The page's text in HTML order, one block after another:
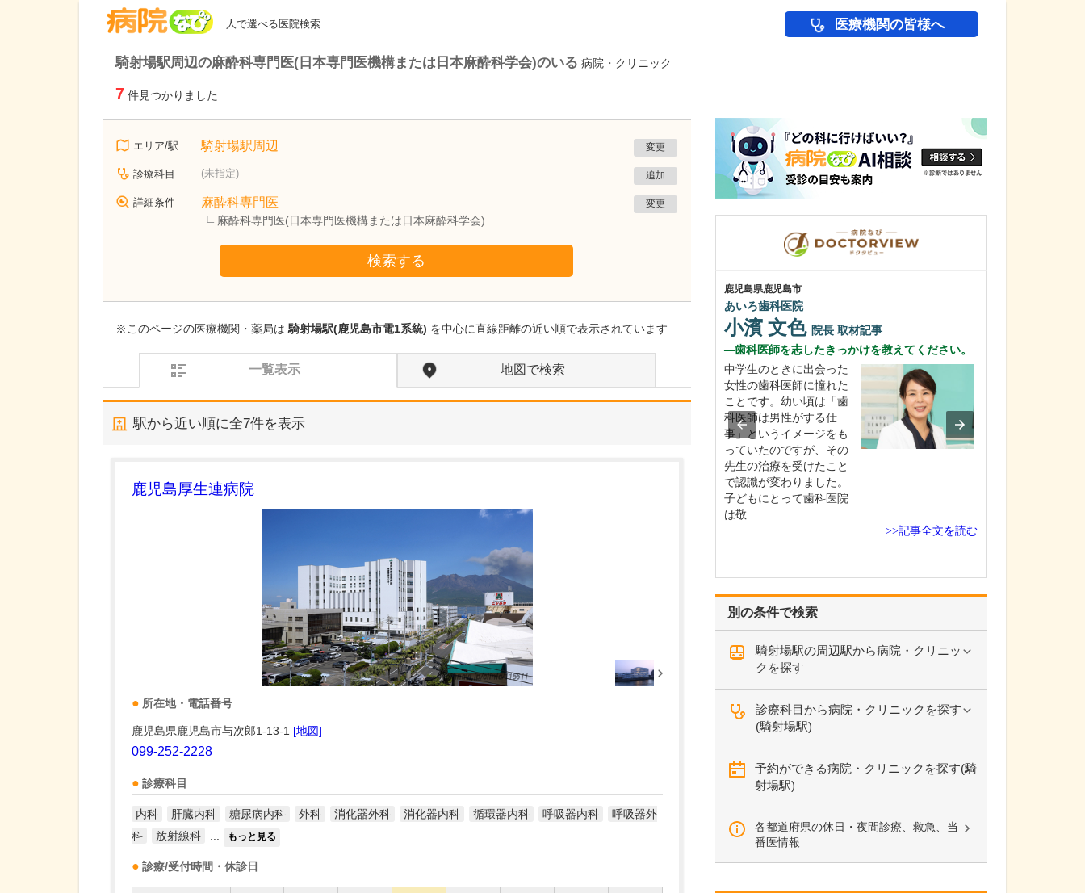
人で選べる医院検索 医療機関の皆様へ
騎射場駅周辺の麻酔科専門医(日本専門医機構または日本麻酔科学会)のいる 病院・クリニック
7 件見つかりました
エリア/駅 騎射場駅周辺 変更
診療科目 (未指定) 追加
詳細条件 麻酔科専門医
麻酔科専門医(日本専門医機構または日本麻酔科学会)
変更
検索する
※このページの医療機関・薬局は騎射場駅(鹿児島市電1系統) を中心に直線距離の近い順で表示されています
一覧表示 地図で検索
駅から近い順に全7件を表示
鹿児島厚生連病院
所在地・電話番号
鹿児島県鹿児島市与次郎1-13-1 [地図]
099-252-2228
診療科目
内科 肝臓内科 糖尿病内科 外科 消化器外科 消化器内科 循環器内科 呼吸器内科
呼吸器外
科
放射線科 もっと見る
診療/受付時間・休診日
別の条件で検索
騎射場駅の周辺駅から病院・クリニッ
クを探す
診療科目から病院・クリニックを探す
(騎射場駅)
予約ができる病院・クリニックを探す(騎
射場駅)
各都道府県の休日・夜間診療、救急、当
番医情報
鹿児島県鹿児島市
あいろ歯科医院
小濱 文色 院長 取材記事
歯科医師を志したきっかけを教えてください。
中学生のときに出会った
女性の歯科医師に憧れた
ことです。幼い頃は「歯
科医師は男性がする仕
事」というイメージをも
っていたのですが、その
先生の治療を受けたこと
で認識が変わりました。
子どもにとって歯科医院
は敬…
>>記事全文を読む
武田医院
武田 光史院長取材記事
り組みをされていますか?
当院の強みのひとつは、
医療と介護の両面から在
がそれぞれ在籍してお